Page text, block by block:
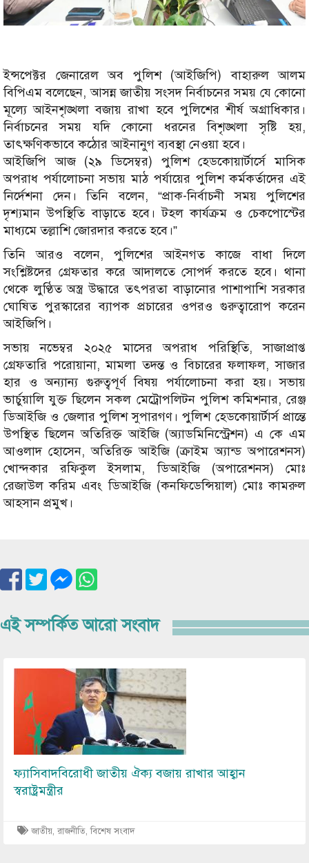
ইন্সপেক্টর জেনারেল অব পুলিশ (আইজিপি) বাহারুল আলম
বিপিএম বলেছেন, আসন্ন জাতীয় সংসদ নির্বাচনের সময় যে কোনো
মূল্যে আইনশৃঙ্খলা বজায় রাখা হবে পুলিশের শীর্ষ অগ্রাধিকার।
নির্বাচনের সময় যদি কোনো ধরনের বিশৃঙ্খলা সৃষ্টি হয়,
তাৎক্ষণিকভাবে কঠোর আইনানুগ ব্যবস্থা নেওয়া হবে।
আইজিপি আজ (২৯ ডিসেম্বর) পুলিশ হেডকোয়ার্টার্সে মাসিক
অপরাধ পর্যালোচনা সভায় মাঠ পর্যায়ের পুলিশ কর্মকর্তাদের এই
নির্দেশনা দেন। তিনি বলেন, “প্রাক-নির্বাচনী সময় পুলিশের
দৃশ্যমান উপস্থিতি বাড়াতে হবে। টহল কার্যক্রম ও চেকপোস্টের
মাধ্যমে তল্লাশি জোরদার করতে হবে।”
তিনি আরও বলেন, পুলিশের আইনগত কাজে বাধা দিলে
সংশ্লিষ্টদের গ্রেফতার করে আদালতে সোপর্দ করতে হবে। থানা
থেকে লুণ্ঠিত অস্ত্র উদ্ধারে তৎপরতা বাড়ানোর পাশাপাশি সরকার
ঘোষিত পুরস্কারের ব্যাপক প্রচারের ওপরও গুরুত্বারোপ করেন
আইজিপি।
সভায় নভেম্বর ২০২৫ মাসের অপরাধ পরিস্থিতি, সাজাপ্রাপ্ত
গ্রেফতারি পরোয়ানা, মামলা তদন্ত ও বিচারের ফলাফল, সাজার
হার ও অন্যান্য গুরুত্বপূর্ণ বিষয় পর্যালোচনা করা হয়। সভায়
ভার্চুয়ালি যুক্ত ছিলেন সকল মেট্রোপলিটন পুলিশ কমিশনার, রেঞ্জ
ডিআইজি ও জেলার পুলিশ সুপারগণ। পুলিশ হেডকোয়ার্টার্স প্রান্তে
উপস্থিত ছিলেন অতিরিক্ত আইজি (অ্যাডমিনিস্ট্রেশন) এ কে এম
আওলাদ হোসেন, অতিরিক্ত আইজি (ক্রাইম অ্যান্ড অপারেশনস)
খোন্দকার রফিকুল ইসলাম, ডিআইজি (অপারেশনস) মোঃ
রেজাউল করিম এবং ডিআইজি (কনফিডেন্সিয়াল) মোঃ কামরুল
আহসান প্রমুখ।
এই সম্পর্কিত আরো সংবাদ
ফ্যাসিবাদবিরোধী জাতীয় ঐক্য বজায় রাখার আহ্বান
স্বরাষ্ট্রমন্ত্রীর
জাতীয়, রাজনীতি,বিশেষ সংবাদ